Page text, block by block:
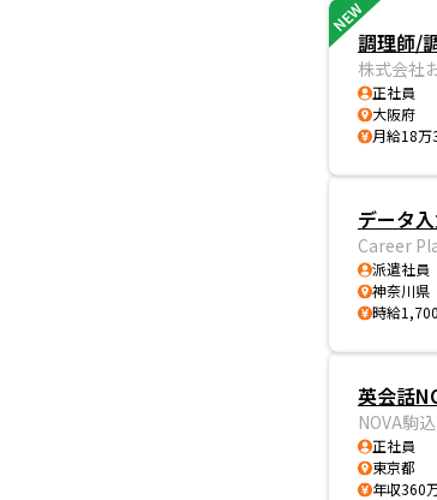
NEW
調理師/
株式会社
正社員
大阪府
月給18
データ
Career
派遣社員
神奈川県
時給
英会話
NOVA駒
正社員
東京都
年収360